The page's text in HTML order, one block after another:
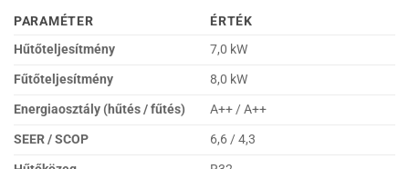
PARAMÉTER
ÉRTÉK
Hűtőteljesítmény
7,0 kW
Fűtőteljesítmény
8,0 kW
Energiaosztály (hűtés / fűtés)
A++ / A++
SEER / SCOP
6,6 / 4,3